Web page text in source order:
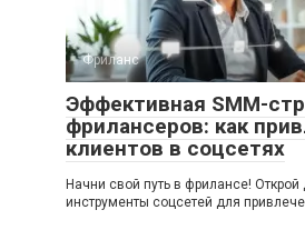
Фриланс
Эффективная SMM-
фрилансеров: как
клиентов в соцсетях
Начни свой путь в фрилансе!
инструменты соцсетей для